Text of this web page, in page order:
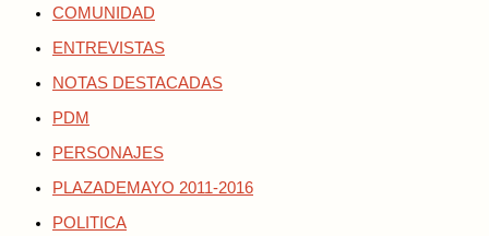
COMUNIDAD
ENTREVISTAS
NOTAS DESTACADAS
PDM
PERSONAJES
PLAZADEMAYO 2011-2016
POLITICA